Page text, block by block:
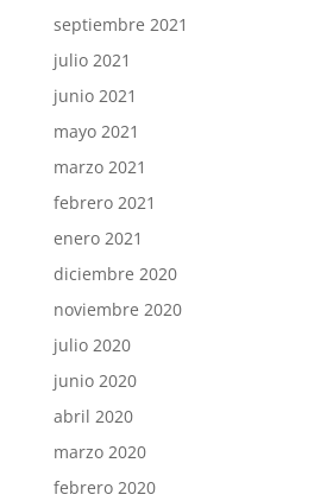
septiembre 2021
julio 2021
junio 2021
mayo 2021
marzo 2021
febrero 2021
enero 2021
diciembre 2020
noviembre 2020
julio 2020
junio 2020
abril 2020
marzo 2020
febrero 2020